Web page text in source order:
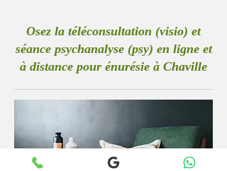
Osez la téléconsultation (visio) et
séance psychanalyse (psy) en ligne et
à distance pour énurésie à Chaville